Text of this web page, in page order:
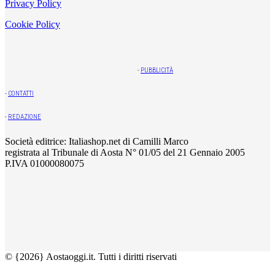
Privacy Policy
Cookie Policy
- PUBBLICITÀ
- CONTATTI
- REDAZIONE
Società editrice: Italiashop.net di Camilli Marco
registrata al Tribunale di Aosta N° 01/05 del 21 Gennaio 2005
P.IVA 01000080075
© {2026} Aostaoggi.it. Tutti i diritti riservati